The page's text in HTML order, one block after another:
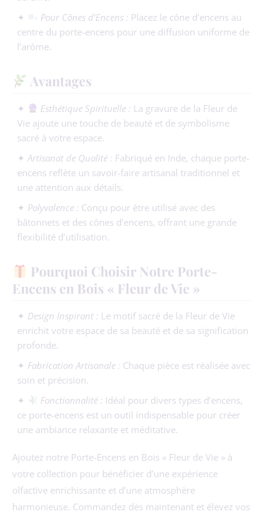
✦
Pour Cônes d’Encens : Placez le cône d’encens au
centre du porte-encens pour une diffusion uniforme de
l’arôme.
Avantages
✦ Esthétique Spirituelle : La gravure de la Fleur de
Vie ajoute une touche de beauté et de symbolisme
sacré à votre espace.
✦ Artisanat de Qualité : Fabriqué en Inde, chaque porte-
encens reflète un savoir-faire artisanal traditionnel et
une attention aux détails.
✦ Polyvalence : Conçu pour être utilisé avec des
bâtonnets et des cônes d’encens, offrant une grande
flexibilité d’utilisation.
Pourquoi Choisir Notre Porte-
Encens en Bois « Fleur de Vie »
✦ Design Inspirant : Le motif sacré de la Fleur de Vie
enrichit votre espace de sa beauté et de sa signification
profonde.
✦ Fabrication Artisanale : Chaque pièce est réalisée avec
soin et précision.
✦
Fonctionnalité : Idéal pour divers types d’encens,
ce porte-encens est un outil indispensable pour créer
une ambiance relaxante et méditative.
Ajoutez notre Porte-Encens en Bois « Fleur de Vie » à
votre collection pour bénéficier d’une expérience
olfactive enrichissante et d’une atmosphère
harmonieuse. Commandez dès maintenant et élevez vos